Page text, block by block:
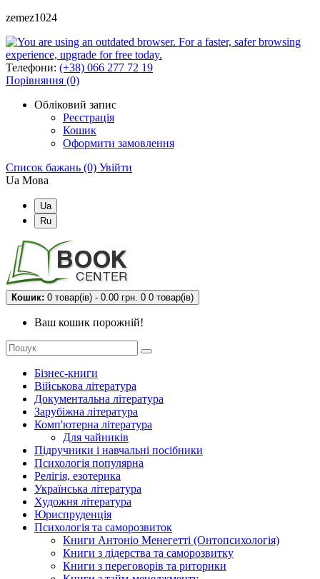
zemez1024
Телефони: (+38) 066 277 72 19
Порівняння (0)
Обліковий запис
Реєстрація
Кошик
Оформити замовлення
Список бажань (0) Увійти
Ua Мова
Ua
Ru
Кошик: 0 товар(ів) - 0.00 грн. 0 0 товар(ів)
Ваш кошик порожній!
Бізнес-книги
Військова література
Документальна література
Зарубіжна література
Комп'ютерна література
Для чайників
Підручники і навчальні посібники
Психологія популярна
Релігія, езотерика
Українська література
Художня література
Юриспруденція
Психологія та саморозвиток
Книги Антоніо Менегетті (Онтопсихологія)
Книги з лідерства та саморозвитку
Книги з переговорів та риторики